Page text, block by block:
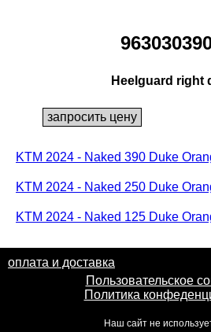
Heelguard right
KTM 2024 - Naked 390 Duke
KTM 2024 - Naked 250 Duke
KTM 2024 - Naked 125 Duke
оплата и доставка
Пользовательское
Политика
Наш сайт не